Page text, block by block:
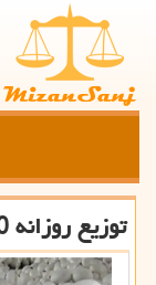
توزیع روزانه 40 تن قارچ در تهران